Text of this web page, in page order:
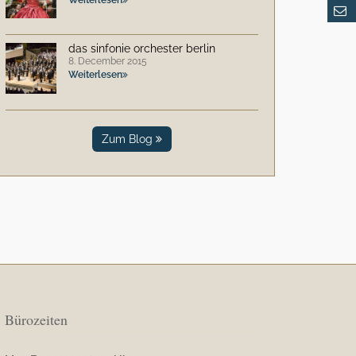
das sinfonie orchester berlin
8. December 2015
Weiterlesen
Zum Blog
Bürozeiten